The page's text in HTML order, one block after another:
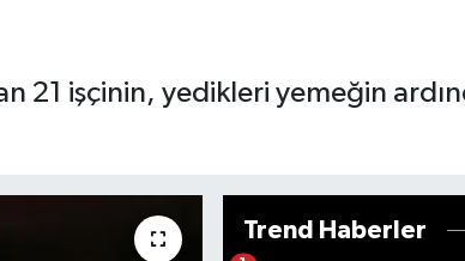
21 işçinin, yedikleri yemeğin
Trend Haberler